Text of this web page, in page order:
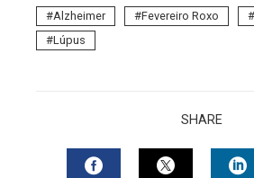
Alzheimer Fevereiro Roxo
Lúpus
SHARE